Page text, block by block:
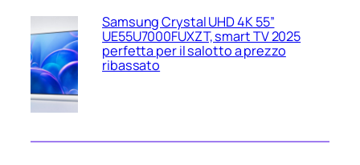
Samsung Crystal UHD 4K 55”
UE55U7000FUXZT, smart TV 2025
perfetta per il salotto a prezzo
ribassato